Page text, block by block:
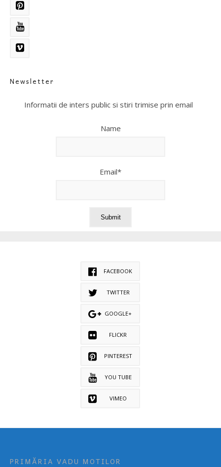
Newsletter
Informatii de inters public si stiri trimise prin email
Name
Email*
FACEBOOK
TWITTER
GOOGLE+
FLICKR
PINTEREST
YOU TUBE
VIMEO
PRIMĂRIA VADU MOTILOR